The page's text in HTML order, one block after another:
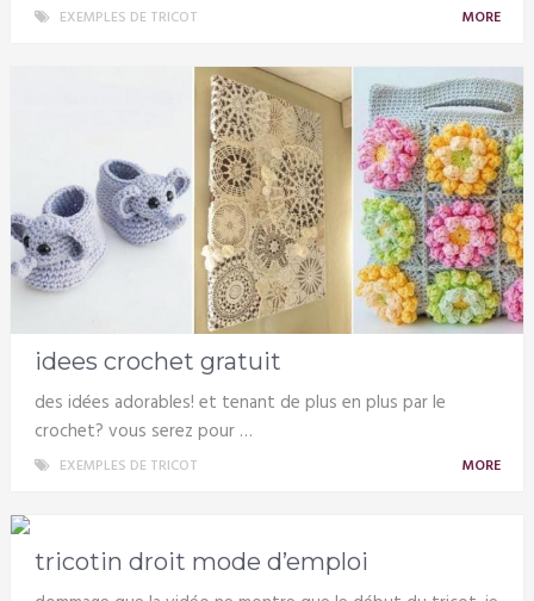
EXEMPLES DE TRICOT MORE
idees crochet gratuit
des idées adorables! et tenant de plus en plus par le
crochet? vous serez pour …
EXEMPLES DE TRICOT MORE
tricotin droit mode d’emploi